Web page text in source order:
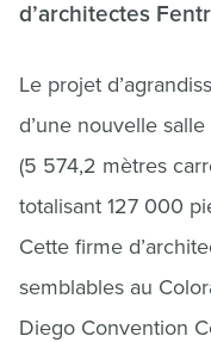
d’architectes
Le projet
d’une nouvelle
(5 574,2 mètres
totalisant 127 000
Cette firme
semblables au
Diego Convention